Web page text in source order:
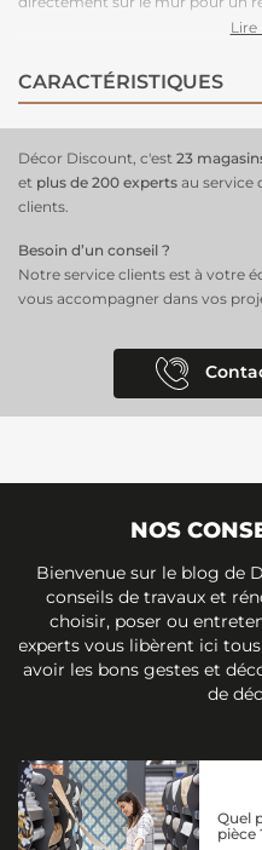
révèle la splendeur
feuillages et de teintes vibrantes
l’émerveillement. Parfait pour
de vos murs un véritable
la magie des tropiques chez vous !
Lire
CARACTÉRISTIQUES
Décor Discount, c'est 23
et plus de 200 experts au service
clients.
Besoin d’un conseil ?
Notre service clients est à votre
vous accompagner dans vos
NOS
Bienvenue sur le blog de
conseils de travaux et
choisir, poser ou
experts vous libèrent ici
avoir les bons gestes et
de
Quel
pièce